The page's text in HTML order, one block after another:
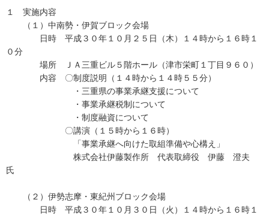
１ 実施内容
（１）中南勢・伊賀ブロック会場
日時 平成３０年１０月２５日（木）１４時から１６時１
０分
場所 ＪＡ三重ビル５階ホール（津市栄町１丁目９６０）
内容 〇制度説明（１４時から１４時５５分）
・三重県の事業承継支援について
・事業承継税制について
・制度融資について
〇講演（１５時から１６時）
「事業承継へ向けた取組準備や心構え」
株式会社伊藤製作所 代表取締役 伊藤 澄夫
氏
（２）伊勢志摩・東紀州ブロック会場
日時 平成３０年１０月３０日（火）１４時から１６時１